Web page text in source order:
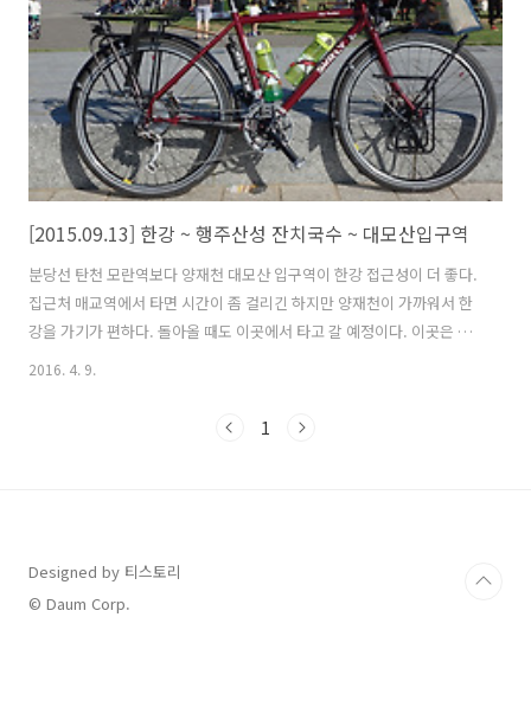
[2015.09.13] 한강 ~ 행주산성 잔치국수 ~ 대모산입구역
분당선 탄천 모란역보다 양재천 대모산 입구역이 한강 접근성이 더 좋다.
집근처 매교역에서 타면 시간이 좀 걸리긴 하지만 양재천이 가까워서 한
강을 가기가 편하다. 돌아올 때도 이곳에서 타고 갈 예정이다. 이곳은 강
남권에 위치해 있으면서 개천과 주변에 산이 있어 자연환경 여건이 좋다.
만 라이딩 하기에는 괜찮은 날씨다. 탄천합수부 어느정도 라이딩을 하니
2016. 4. 9.
1
Designed by 티스토리
© Daum Corp.